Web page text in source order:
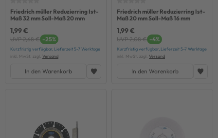
Friedrich müller Reduzierring Ist-
Maß 32 mm Soll-Maß 20 mm
1,99 €
UVP 2,68 € -25%
Kurzfristig verfügbar, Lieferzeit 5-7 Werktage
inkl. MwSt. zzgl. Versand
In den Warenkorb
Friedrich müller Reduzierring Ist-
Maß 20 mm Soll-Maß 16 mm
1,99 €
UVP 2,08 € -4%
Kurzfristig verfügbar, Lieferzeit 5-7 Werktage
inkl. MwSt. zzgl. Versand
In den Warenkorb